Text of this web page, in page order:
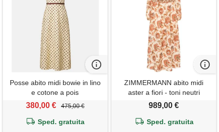
Posse abito midi bowie in lino
e cotone a pois
380,00 € 475,00 €
Sped. gratuita
ZIMMERMANN abito midi
aster a fiori - toni neutri
989,00 €
Sped. gratuita